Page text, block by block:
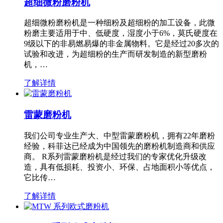
超细微粉磨粉机是一种细粉及超细粉的加工设备，此微
粉磨主要适用于中、低硬度，湿度小于6%，莫氏硬度在
9级以下的非易燃易爆的非金属物料。它是经过20多次的
试验和改进，为超细粉的生产而研发制造的新型磨粉
机，…
了解详情
雷蒙磨粉机
我们公司专业生产大、中型雷蒙磨粉机，拥有22年磨粉
经验，科菲达已经成为中国领先的磨粉机制造商和供应
商。 R系列雷蒙磨粉机是经过我们的专家优化升级改
造，具有低损耗、投资小、环保、占地面积小等优点，
它比传…
了解详情